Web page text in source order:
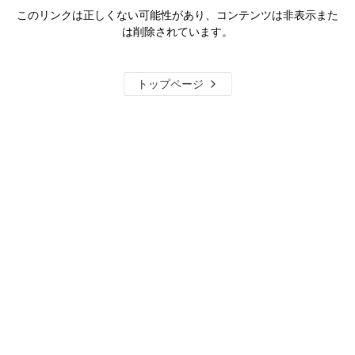
このリンクは正しくない可能性があり、コンテンツは非表示また
は削除されています。
トップページ